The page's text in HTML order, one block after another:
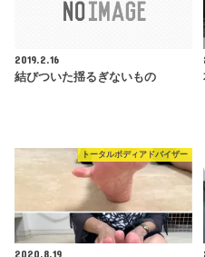
2019.2.16
結びついた揺るぎないもの
トータルボディアドバイザー
2020.8.19